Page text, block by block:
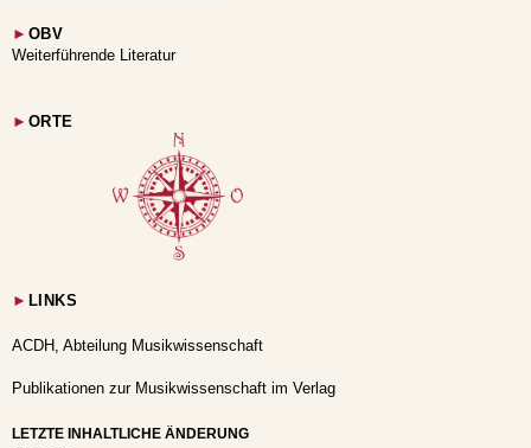
► OBV
Weiterführende Literatur
► ORTE
► LINKS
ACDH, Abteilung Musikwissenschaft
Publikationen zur Musikwissenschaft im Verlag
LETZTE INHALTLICHE ÄNDERUNG